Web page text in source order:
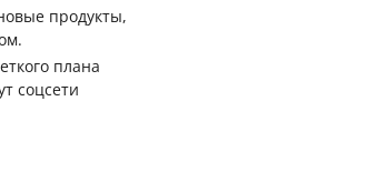
продукты,
плана
соцсети